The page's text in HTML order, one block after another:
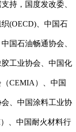
持，国度发改委、
(OECD)、中国石
国石油畅通协会、
工业协会、中国化
CEMIA）、中国
、中国涂料工业协
、中国耐火材料行